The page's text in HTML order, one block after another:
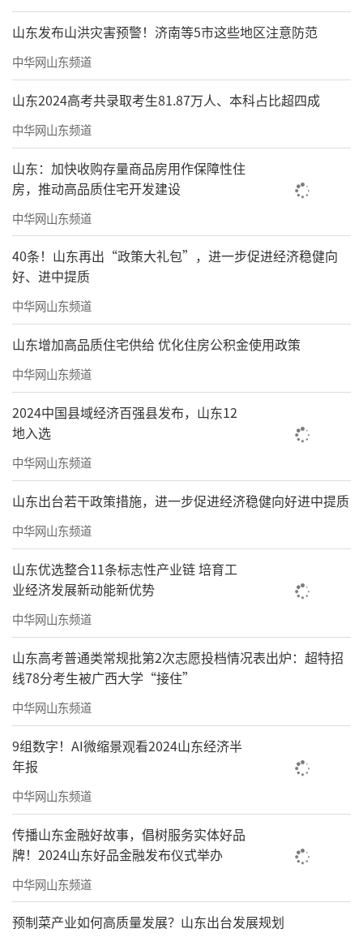
山东发布山洪灾害预警！济南等5市这些地区注意防范
中华网山东频道
山东2024高考共录取考生81.87万人、本科占比超四成
中华网山东频道
山东：加快收购存量商品房用作保障性住
房，推动高品质住宅开发建设
中华网山东频道
40条！山东再出“政策大礼包”，进一步促进经济稳健向
好、进中提质
中华网山东频道
山东增加高品质住宅供给 优化住房公积金使用政策
中华网山东频道
2024中国县域经济百强县发布，山东12
地入选
中华网山东频道
山东出台若干政策措施，进一步促进经济稳健向好进中提质
中华网山东频道
山东优选整合11条标志性产业链 培育工
业经济发展新动能新优势
中华网山东频道
山东高考普通类常规批第2次志愿投档情况表出炉：超特招
线78分考生被广西大学“接住”
中华网山东频道
9组数字！AI微缩景观看2024山东经济半
年报
中华网山东频道
传播山东金融好故事，倡树服务实体好品
牌！2024山东好品金融发布仪式举办
中华网山东频道
预制菜产业如何高质量发展？山东出台发展规划